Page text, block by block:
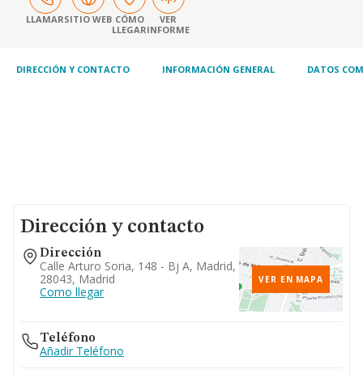
LLAMARSITIO WEB CÓMO
LLEGAR
VER
INFORME
DIRECCIÓN Y CONTACTO INFORMACIÓN GENERAL DATOS
Dirección y contacto
Dirección
Calle Arturo Soria, 148 - Bj A, Madrid,
28043, Madrid
Como llegar
VER EN MAPA
Teléfono
Añadir Teléfono